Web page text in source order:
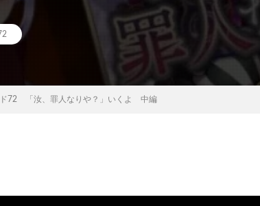
ド72 「汝、罪人なりや？」いくよ 中編